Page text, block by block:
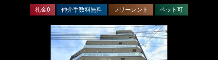
礼金0 仲介手数料無料 フリーレント ペット可